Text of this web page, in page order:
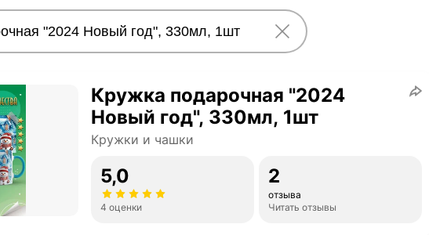
Кружка подарочная "2024
Новый год", 330мл, 1шт
Кружки и чашки
5,0
4 оценки
2
отзыва
Читать отзывы